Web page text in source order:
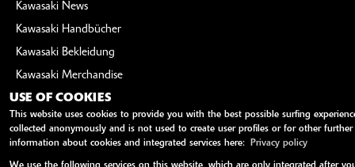
Kawasaki News
Kawasaki Handbücher
Kawasaki Bekleidung
Kawasaki Merchandise
AGB Impressum Datenschutz Disclaimer Barrierefreiheit
powered by 1000PS
USE OF COOKIES
This website uses cookies to provide you with the best possible surfing
collected anonymously and is not used to create user profiles or for other
information about cookies and integrated services here:
Privacy policy